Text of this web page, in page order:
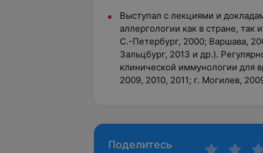
Выступал с лекциями и
аллергологии как в стране,
С.-Петербург, 2000; Варшава,
Зальцбург, 2013 и др.).
клинической иммунологии для
2009, 2010, 2011; г. Могилев,
Поделитесь